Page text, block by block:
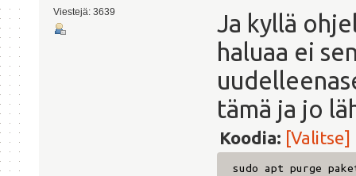
Viestejä: 3639
Ja kyllä
haluaa ei
tämä ja jo
Koodia: [Valitse]
sudo apt purge